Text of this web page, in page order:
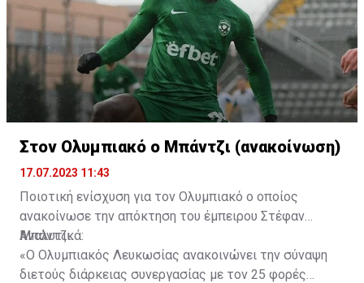
Στον Ολυμπιακό ο Μπάντζι (ανακοίνωση)
17.07.2023 11:43
Ποιοτική ενίσχυση για τον Ολυμπιακό ο οποίος
ανακοίνωσε την απόκτηση του έμπειρου Στέφαν
Μπάντζι.
Αναλυτικά:
«Ο Ολυμπιακός Λευκωσίας ανακοινώνει την σύναψη
διετούς διάρκειας συνεργασίας με τον 25 φορές